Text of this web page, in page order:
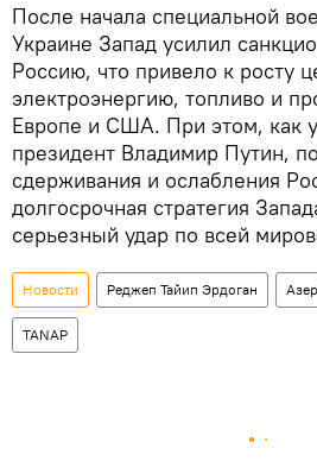
После начала специальной
Украине Запад усилил
Россию, что привело к росту
электроэнергию, топливо и
Европе и США. При этом, как
президент Владимир Путин,
сдерживания и ослабления
долгосрочная стратегия
серьезный удар по всей
Новости Реджеп Тайип Эрдоган
TANAP